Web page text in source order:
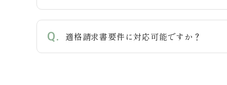
適格請求書要件に対応可能ですか？